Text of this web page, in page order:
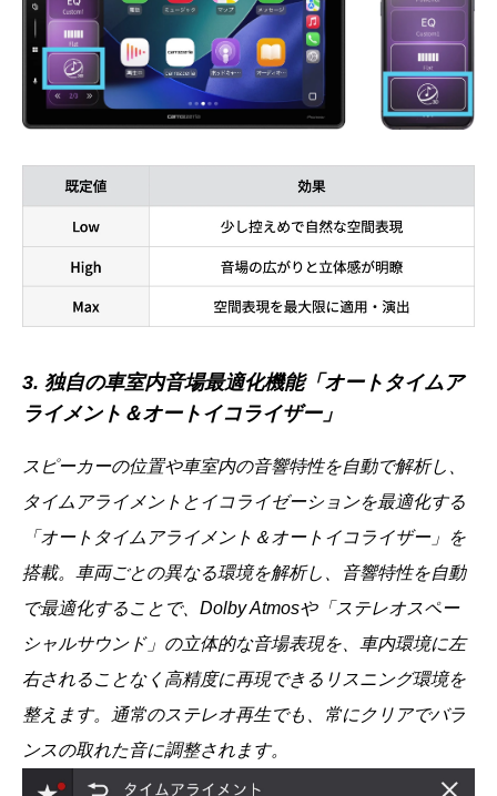
3. 独自の車室内音場最適化機能「オートタイムア
ライメント＆オートイコライザー」
スピーカーの位置や車室内の音響特性を自動で解析し、
タイムアライメントとイコライゼーションを最適化する
「オートタイムアライメント＆オートイコライザー」を
搭載。車両ごとの異なる環境を解析し、音響特性を自動
で最適化することで、Dolby Atmosや「ステレオスペー
シャルサウンド」の立体的な音場表現を、車内環境に左
右されることなく高精度に再現できるリスニング環境を
整えます。通常のステレオ再生でも、常にクリアでバラ
ンスの取れた音に調整されます。